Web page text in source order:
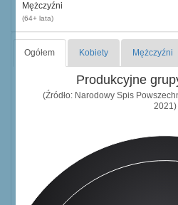
Mężczyźni
(64+ lata)
Ogółem Kobiety Mężczyźni
Produkcyjne
(Źródło: Narodowy Spis
2021)